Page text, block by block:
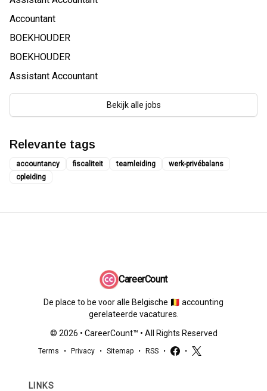
Accountant
BOEKHOUDER
BOEKHOUDER
Assistant Accountant
Bekijk alle jobs
Relevante tags
accountancy fiscaliteit teamleiding
werk-privébalans
opleiding
CareerCount
De place to be voor alle Belgische 🇧🇪 accounting
gerelateerde vacatures.
© 2026 • CareerCount™ • All Rights Reserved
Terms • Privacy • Sitemap • RSS • •
LINKS